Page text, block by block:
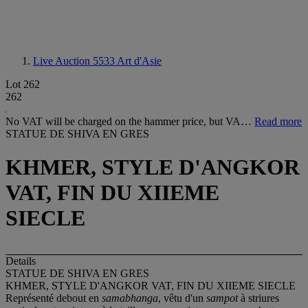
Live Auction 5533 Art d'Asie
Lot 262
262
No VAT will be charged on the hammer price, but VA… Read more
STATUE DE SHIVA EN GRES
KHMER, STYLE D'ANGKOR
VAT, FIN DU XIIEME
SIECLE
Details
STATUE DE SHIVA EN GRES
KHMER, STYLE D'ANGKOR VAT, FIN DU XIIEME SIECLE
Représenté debout en samabhanga, vêtu d'un sampotà striures